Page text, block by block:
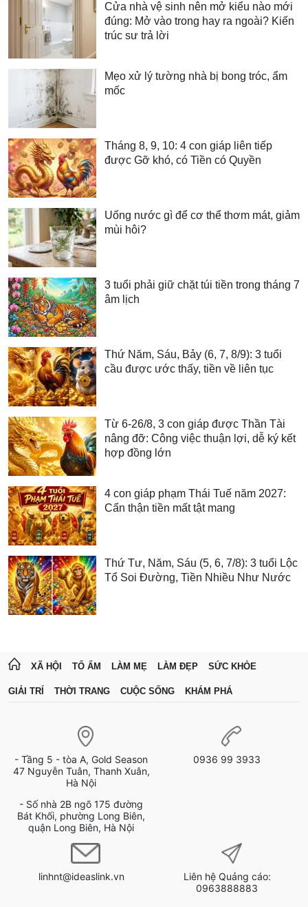
Cửa nhà vệ sinh nên mở kiểu nào mới
đúng: Mở vào trong hay ra ngoài? Kiến
trúc sư trả lời
Mẹo xử lý tường nhà bị bong tróc, ẩm
mốc
Tháng 8, 9, 10: 4 con giáp liên tiếp
được Gỡ khó, có Tiền có Quyền
Uống nước gì để cơ thể thơm mát, giảm
mùi hôi?
3 tuổi phải giữ chặt túi tiền trong tháng 7
âm lịch
Thứ Năm, Sáu, Bảy (6, 7, 8/9): 3 tuổi
cầu được ước thấy, tiền về liên tục
Từ 6-26/8, 3 con giáp được Thần Tài
nâng đỡ: Công việc thuận lợi, dễ ký kết
hợp đồng lớn
4 con giáp phạm Thái Tuế năm 2027:
Cẩn thận tiền mất tật mang
Thứ Tư, Năm, Sáu (5, 6, 7/8): 3 tuổi Lộc
Tổ Soi Đường, Tiền Nhiều Như Nước
XÃ HỘI TỔ ẤM LÀM MẸ LÀM ĐẸP SỨC KHỎE
GIẢI TRÍ THỜI TRANG CUỘC SỐNG KHÁM PHÁ
- Tầng 5 - tòa A, Gold Season
47 Nguyễn Tuân, Thanh Xuân,
Hà Nội
- Số nhà 2B ngõ 175 đường
Bát Khối, phường Long Biên,
quận Long Biên, Hà Nội
0936 99 3933
linhnt@ideaslink.vn
Liên hệ Quảng cáo:
0963888883